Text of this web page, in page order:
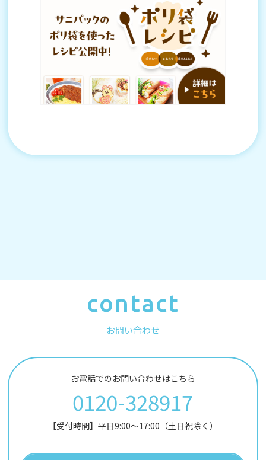
contact
お問い合わせ
お電話でのお問い合わせはこちら
0120-328917
【受付時間】平日9:00～17:00（土日祝除く）